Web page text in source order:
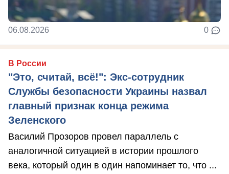
06.08.2026 0
В России
"Это, считай, всё!": Экс-сотрудник
Службы безопасности Украины назвал
главный признак конца режима
Зеленского
Василий Прозоров провел параллель с
аналогичной ситуацией в истории прошлого
века, который один в один напоминает то, что ...